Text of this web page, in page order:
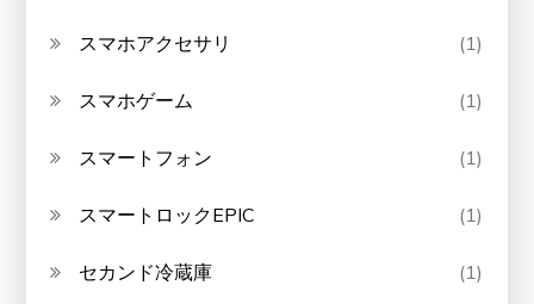
スマホアクセサリ (1)
スマホゲーム (1)
スマートフォン (1)
スマートロックEPIC (1)
セカンド冷蔵庫 (1)